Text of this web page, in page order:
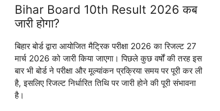
Bihar Board 10th Result 2026 कब
जारी होगा?
बिहार बोर्ड द्वारा आयोजित मैट्रिक परीक्षा 2026 का रिजल्ट 27
मार्च 2026 को जारी किया जाएगा। पिछले कुछ वर्षों की तरह इस
बार भी बोर्ड ने परीक्षा और मूल्यांकन प्रक्रिया समय पर पूरी कर ली
है, इसलिए रिजल्ट निर्धारित तिथि पर जारी होने की पूरी संभावना
है।